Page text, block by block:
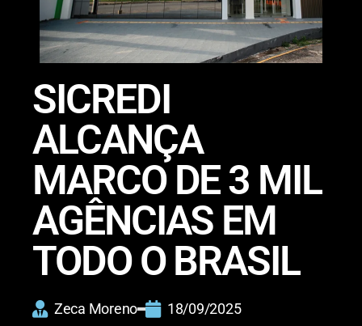
SICREDI
ALCANÇA
MARCO DE 3 MIL
AGÊNCIAS EM
TODO O BRASIL
Zeca Moreno 18/09/2025